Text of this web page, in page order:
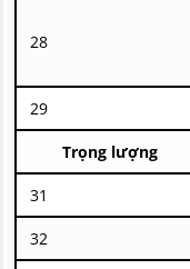
28
29
Trọng lượng
31
32